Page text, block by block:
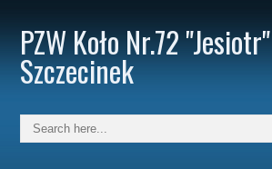
PZW Koło Nr.72 "Jesiotr"
Szczecinek